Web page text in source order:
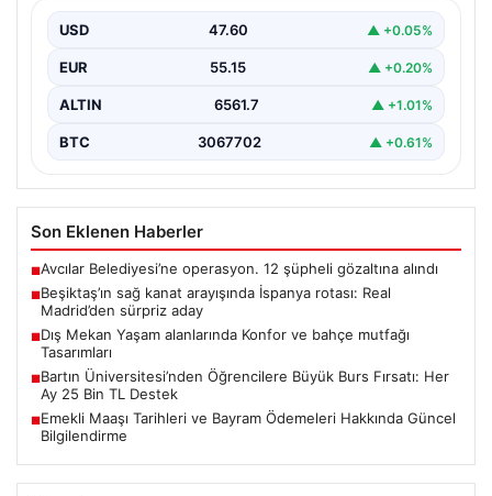
Muhammed Salah için sürdürülen görüşmelerin son
alternatif çözümlere hız…
USD 47.60 ▲ +0.05%
EUR 55.15 ▲ +0.20%
ALTIN 6561.7 ▲ +1.01%
BTC 3067702 ▲ +0.61%
Son Eklenen Haberler
■Avcılar Belediyesi’ne operasyon. 12 şüpheli gözaltına alındı
■Beşiktaş’ın sağ kanat arayışında İspanya rotası: Real
Madrid’den sürpriz aday
■Dış Mekan Yaşam alanlarında Konfor ve bahçe mutfağı
Tasarımları
■Bartın Üniversitesi’nden Öğrencilere Büyük Burs Fırsatı: Her
Ay 25 Bin TL Destek
■Emekli Maaşı Tarihleri ve Bayram Ödemeleri Hakkında Güncel
Bilgilendirme